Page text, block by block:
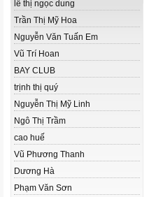
lê thị ngọc dung
Trần Thị Mỹ Hoa
Nguyễn Văn Tuấn Em
Vũ Trí Hoan
BAY CLUB
trịnh thị quý
Nguyễn Thị Mỹ Linh
Ngô Thị Trầm
cao huế
Vũ Phương Thanh
Dương Hà
Phạm Văn Sơn